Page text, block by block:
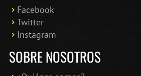
Facebook
Twitter
Instagram
SOBRE NOSOTROS